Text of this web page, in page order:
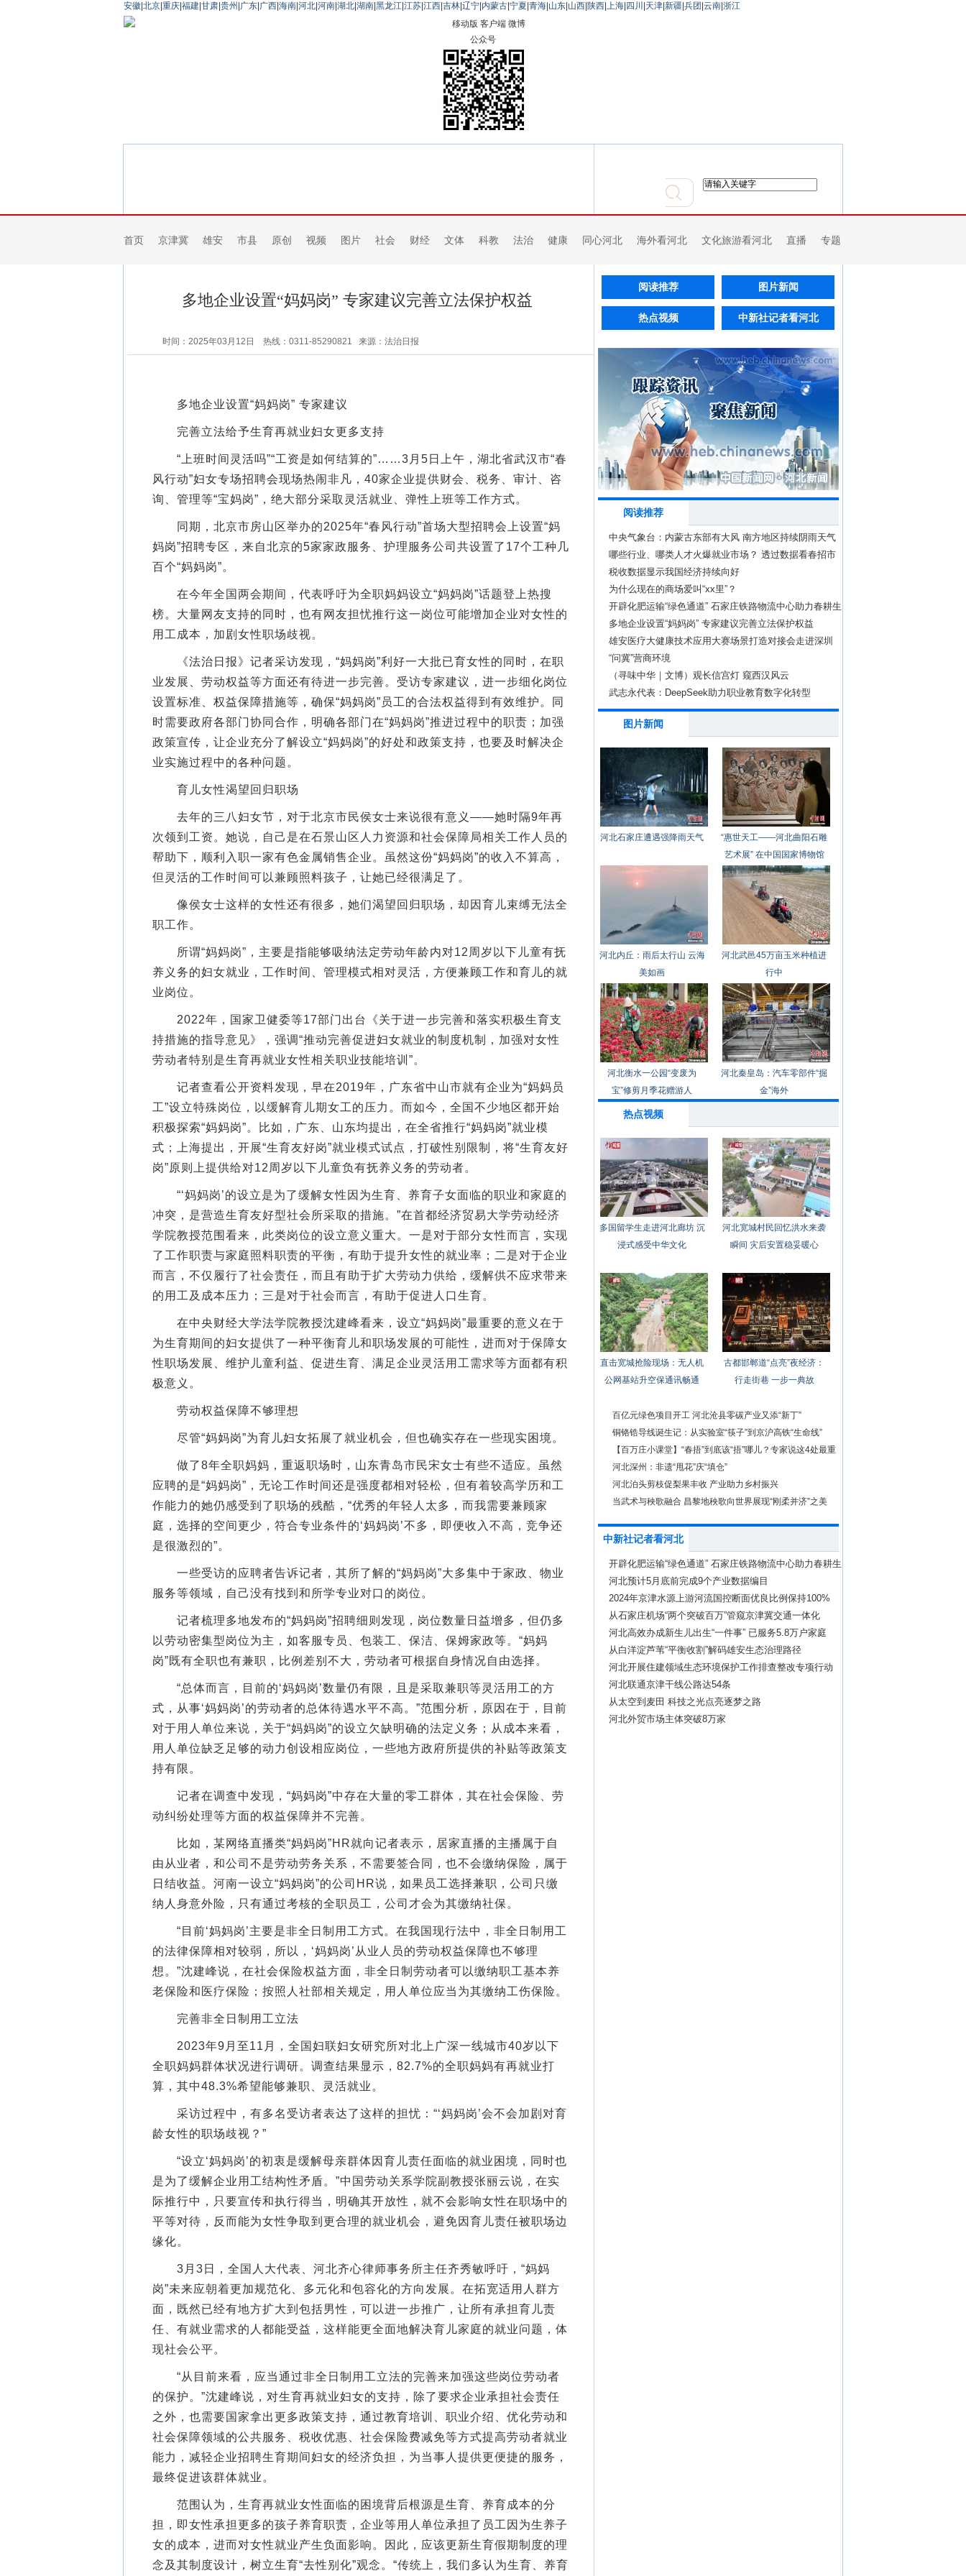
安徽 北京 重庆 福建 甘肃 贵州 广东 广西 海南 河北 河南 湖北 湖南 黑龙江 江苏 江西 吉林 辽宁 内蒙古 宁夏 青海 山东 山西 陕西 上海 四川 天津 新疆 兵团 云南 浙江
移动版 客户端 微博
公众号
首页 京津冀 雄安 市县 原创 视频 图片 社会 财经 文体 科教 法治 健康 同心河北 海外看河北 文化旅游看河北 直播 专题
多地企业设置“妈妈岗” 专家建议完善立法保护权益
时间：2025年03月12日 热线：0311-85290821 来源：法治日报
多地企业设置“妈妈岗” 专家建议
完善立法给予生育再就业妇女更多支持
“上班时间灵活吗”“工资是如何结算的”……3月5日上午，湖北省武汉市“春
风行动”妇女专场招聘会现场热闹非凡，40家企业提供财会、税务、审计、咨
询、管理等“宝妈岗”，绝大部分采取灵活就业、弹性上班等工作方式。
同期，北京市房山区举办的2025年“春风行动”首场大型招聘会上设置“妈
妈岗”招聘专区，来自北京的5家家政服务、护理服务公司共设置了17个工种几
百个“妈妈岗”。
在今年全国两会期间，代表呼吁为全职妈妈设立“妈妈岗”话题登上热搜
榜。大量网友支持的同时，也有网友担忧推行这一岗位可能增加企业对女性的
用工成本，加剧女性职场歧视。
《法治日报》记者采访发现，“妈妈岗”利好一大批已育女性的同时，在职
业发展、劳动权益等方面还有待进一步完善。受访专家建议，进一步细化岗位
设置标准、权益保障措施等，确保“妈妈岗”员工的合法权益得到有效维护。同
时需要政府各部门协同合作，明确各部门在“妈妈岗”推进过程中的职责；加强
政策宣传，让企业充分了解设立“妈妈岗”的好处和政策支持，也要及时解决企
业实施过程中的各种问题。
育儿女性渴望回归职场
去年的三八妇女节，对于北京市民侯女士来说很有意义——她时隔9年再
次领到工资。她说，自己是在石景山区人力资源和社会保障局相关工作人员的
帮助下，顺利入职一家有色金属销售企业。虽然这份“妈妈岗”的收入不算高，
但灵活的工作时间可以兼顾照料孩子，让她已经很满足了。
像侯女士这样的女性还有很多，她们渴望回归职场，却因育儿束缚无法全
职工作。
所谓“妈妈岗”，主要是指能够吸纳法定劳动年龄内对12周岁以下儿童有抚
养义务的妇女就业，工作时间、管理模式相对灵活，方便兼顾工作和育儿的就
业岗位。
2022年，国家卫健委等17部门出台《关于进一步完善和落实积极生育支
持措施的指导意见》，强调“推动完善促进妇女就业的制度机制，加强对女性
劳动者特别是生育再就业女性相关职业技能培训”。
记者查看公开资料发现，早在2019年，广东省中山市就有企业为“妈妈员
工”设立特殊岗位，以缓解育儿期女工的压力。而如今，全国不少地区都开始
积极探索“妈妈岗”。比如，广东、山东均提出，在全省推行“妈妈岗”就业模
式；上海提出，开展“生育友好岗”就业模式试点，打破性别限制，将“生育友好
岗”原则上提供给对12周岁以下儿童负有抚养义务的劳动者。
“‘妈妈岗’的设立是为了缓解女性因为生育、养育子女面临的职业和家庭的
冲突，是营造生育友好型社会所采取的措施。”在首都经济贸易大学劳动经济
学院教授范围看来，此类岗位的设立意义重大。一是对于部分女性而言，实现
了工作职责与家庭照料职责的平衡，有助于提升女性的就业率；二是对于企业
而言，不仅履行了社会责任，而且有助于扩大劳动力供给，缓解供不应求带来
的用工及成本压力；三是对于社会而言，有助于促进人口生育。
在中央财经大学法学院教授沈建峰看来，设立“妈妈岗”最重要的意义在于
为生育期间的妇女提供了一种平衡育儿和职场发展的可能性，进而对于保障女
性职场发展、维护儿童利益、促进生育、满足企业灵活用工需求等方面都有积
极意义。
劳动权益保障不够理想
尽管“妈妈岗”为育儿妇女拓展了就业机会，但也确实存在一些现实困境。
做了8年全职妈妈，重返职场时，山东青岛市民宋女士有些不适应。虽然
应聘的是“妈妈岗”，无论工作时间还是强度都相对轻松，但有着较高学历和工
作能力的她仍感受到了职场的残酷，“优秀的年轻人太多，而我需要兼顾家
庭，选择的空间更少，符合专业条件的‘妈妈岗’不多，即便收入不高，竞争还
是很激烈的”。
一些受访的应聘者告诉记者，其所了解的“妈妈岗”大多集中于家政、物业
服务等领域，自己没有找到和所学专业对口的岗位。
记者梳理多地发布的“妈妈岗”招聘细则发现，岗位数量日益增多，但仍多
以劳动密集型岗位为主，如客服专员、包装工、保洁、保姆家政等。“妈妈
岗”既有全职也有兼职，比例差别不大，劳动者可根据自身情况自由选择。
“总体而言，目前的‘妈妈岗’数量仍有限，且是采取兼职等灵活用工的方
式，从事‘妈妈岗’的劳动者的总体待遇水平不高。”范围分析，原因在于，目前
对于用人单位来说，关于“妈妈岗”的设立欠缺明确的法定义务；从成本来看，
用人单位缺乏足够的动力创设相应岗位，一些地方政府所提供的补贴等政策支
持有限。
记者在调查中发现，“妈妈岗”中存在大量的零工群体，其在社会保险、劳
动纠纷处理等方面的权益保障并不完善。
比如，某网络直播类“妈妈岗”HR就向记者表示，居家直播的主播属于自
由从业者，和公司不是劳动劳务关系，不需要签合同，也不会缴纳保险，属于
日结收益。河南一设立“妈妈岗”的公司HR说，如果员工选择兼职，公司只缴
纳人身意外险，只有通过考核的全职员工，公司才会为其缴纳社保。
“目前‘妈妈岗’主要是非全日制用工方式。在我国现行法中，非全日制用工
的法律保障相对较弱，所以，‘妈妈岗’从业人员的劳动权益保障也不够理
想。”沈建峰说，在社会保险权益方面，非全日制劳动者可以缴纳职工基本养
老保险和医疗保险；按照人社部相关规定，用人单位应当为其缴纳工伤保险。
完善非全日制用工立法
2023年9月至11月，全国妇联妇女研究所对北上广深一线城市40岁以下
全职妈妈群体状况进行调研。调查结果显示，82.7%的全职妈妈有再就业打
算，其中48.3%希望能够兼职、灵活就业。
采访过程中，有多名受访者表达了这样的担忧：“‘妈妈岗’会不会加剧对育
龄女性的职场歧视？”
“设立‘妈妈岗’的初衷是缓解母亲群体因育儿责任面临的就业困境，同时也
是为了缓解企业用工结构性矛盾。”中国劳动关系学院副教授张丽云说，在实
际推行中，只要宣传和执行得当，明确其开放性，就不会影响女性在职场中的
平等对待，反而能为女性争取到更合理的就业机会，避免因育儿责任被职场边
缘化。
3月3日，全国人大代表、河北齐心律师事务所主任齐秀敏呼吁，“妈妈
岗”未来应朝着更加规范化、多元化和包容化的方向发展。在拓宽适用人群方
面，既然已经有地方扩大到包括男性，可以进一步推广，让所有承担育儿责
任、有就业需求的人都能受益，这样能更全面地解决育儿家庭的就业问题，体
现社会公平。
“从目前来看，应当通过非全日制用工立法的完善来加强这些岗位劳动者
的保护。”沈建峰说，对生育再就业妇女的支持，除了要求企业承担社会责任
之外，也需要国家拿出更多政策支持，通过教育培训、职业介绍、优化劳动和
社会保障领域的公共服务、税收优惠、社会保险费减免等方式提高劳动者就业
能力，减轻企业招聘生育期间妇女的经济负担，为当事人提供更便捷的服务，
最终促进该群体就业。
范围认为，生育再就业女性面临的困境背后根源是生育、养育成本的分
担，即女性承担更多的孩子养育职责，企业等用人单位承担了员工因为生养子
女的成本，进而对女性就业产生负面影响。因此，应该更新生育假期制度的理
念及其制度设计，树立生育“去性别化”观念。“传统上，我们多认为生育、养育
阅读推荐 图片新闻
热点视频 中新社记者看河北
阅读推荐
中央气象台：内蒙古东部有大风 南方地区持续阴雨天气
哪些行业、哪类人才火爆就业市场？ 透过数据看春招市
场新动向
税收数据显示我国经济持续向好
为什么现在的商场爱叫“xx里”？
开辟化肥运输“绿色通道” 石家庄铁路物流中心助力春耕生
产
多地企业设置“妈妈岗” 专家建议完善立法保护权益
雄安医疗大健康技术应用大赛场景打造对接会走进深圳
“问冀”营商环境
（寻味中华｜文博）观长信宫灯 窥西汉风云
武志永代表：DeepSeek助力职业教育数字化转型
图片新闻
河北石家庄遭遇强降雨天气
“惠世天工——河北曲阳石雕
艺术展” 在中国国家博物馆
开幕
河北内丘：雨后太行山 云海
美如画
河北武邑45万亩玉米种植进
行中
河北衡水一公园“变废为
宝”修剪月季花赠游人
河北秦皇岛：汽车零部件“掘
金”海外
热点视频
多国留学生走进河北廊坊 沉
浸式感受中华文化
河北宽城村民回忆洪水来袭
瞬间 灾后安置稳妥暖心
直击宽城抢险现场：无人机
公网基站升空保通讯畅通
古都邯郸道“点亮”夜经济：
行走街巷 一步一典故
百亿元绿色项目开工 河北沧县零碳产业又添“新丁”
铜铬锆导线诞生记：从实验室“筷子”到京沪高铁“生命线”
【百万庄小课堂】“春捂”到底该“捂”哪儿？专家说这4处最重
要
河北深州：非遗“甩花”庆“填仓”
河北泊头剪枝促梨果丰收 产业助力乡村振兴
当武术与秧歌融合 昌黎地秧歌向世界展现“刚柔并济”之美
中新社记者看河北
开辟化肥运输“绿色通道” 石家庄铁路物流中心助力春耕生
产
河北预计5月底前完成9个产业数据编目
2024年京津水源上游河流国控断面优良比例保持100%
从石家庄机场“两个突破百万”管窥京津冀交通一体化
河北高效办成新生儿出生“一件事” 已服务5.8万户家庭
从白洋淀芦苇“平衡收割”解码雄安生态治理路径
河北开展住建领域生态环境保护工作排查整改专项行动
河北联通京津干线公路达54条
从太空到麦田 科技之光点亮逐梦之路
河北外贸市场主体突破8万家